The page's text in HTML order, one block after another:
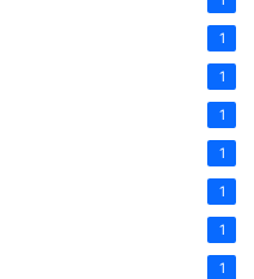
1
1
1
1
1
1
1